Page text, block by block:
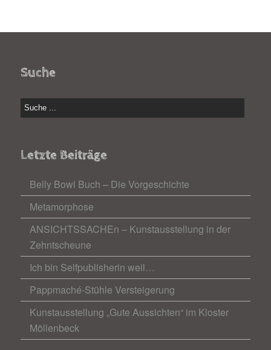
Suche
Letzte Beiträge
Belly Bowl Buch – Die Vorgeschichte
Metamorphose
ANSICHTSSACHEn – Kunstausstellung in der
Zehntscheune
Ich bin Selfpublisherin weil…
Pappmaché-Stühle Versteigerung
Kunstausstellung „Gute Aussichten“ im Kloster
Möllenbeck